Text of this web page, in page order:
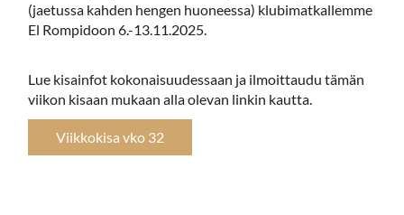
(jaetussa kahden hengen huoneessa) klubimatkallemme
El Rompidoon 6.-13.11.2025.
Lue kisainfot kokonaisuudessaan ja ilmoittaudu tämän
viikon kisaan mukaan alla olevan linkin kautta.
Viikkokisa vko 32